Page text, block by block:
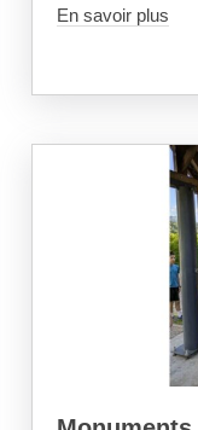
En savoir plus